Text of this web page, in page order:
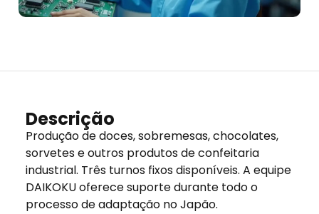
Descrição
Produção de doces, sobremesas, chocolates,
sorvetes e outros produtos de confeitaria
industrial. Três turnos fixos disponíveis. A equipe
DAIKOKU oferece suporte durante todo o
processo de adaptação no Japão.